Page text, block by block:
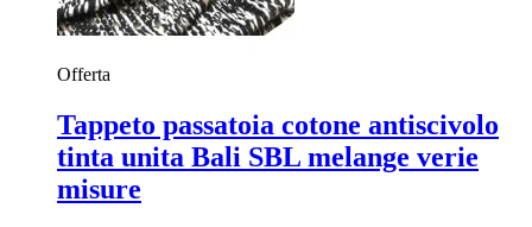
Offerta
Tappeto passatoia cotone antiscivolo
tinta unita Bali SBL melange verie
misure